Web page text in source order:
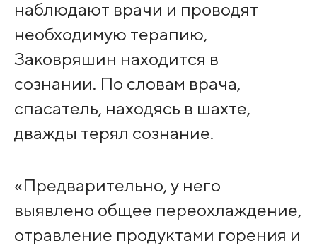
наблюдают врачи и проводят
необходимую терапию,
Заковряшин находится в
сознании. По словам врача,
спасатель, находясь в шахте,
дважды терял сознание.
«Предварительно, у него
выявлено общее переохлаждение,
отравление продуктами горения и